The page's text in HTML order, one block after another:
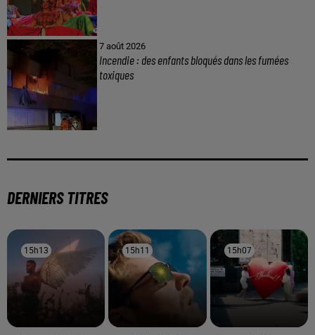
7 août 2026
Incendie : des enfants bloqués dans les fumées
toxiques
DERNIERS TITRES
15h13
15h13 15h11
15h11 15h07
15h07